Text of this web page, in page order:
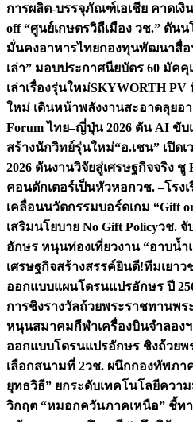
การผลิต-บรรจุภัณฑ์เอเชีย คาดเงิ
off “ศูนย์เกษตรวิถีเมือง วช.” ดันน
มั่นคงอาหารไทยกองทุนพัฒนาสื่อ
เล่า” มอบประกาศนียบัตร 60 มัค
เล่าเรื่องรุ่นใหม่SKYWORTH
ใหม่ เดินหน้าพลังงานสะอาดลุยอ
Forum ไทย–ญี่ปุ่น 2026 ดัน AI ขั
สร้างนักวิทย์รุ่นใหม่“อ.เชน” เปิด
2026 ดันงานวิจัยสู่เศรษฐกิจจริง ชู
คอนดักเตอร์เป็นหัวหอกวช. –โรง
เคลื่อนนวัตกรรมบอร์ดเกม “Gift
เสริมนโยบาย No Gift Policyวช. จั
อักษร หนุนท่องเที่ยวงาน “อาบน้ำ
เศรษฐกิจสร้างสรรค์ยินดี!ทีมเยาว
ออกแบบแผนโดรนแปรอักษร ปี
การชิงรางวัลถ้วยพระราชทานพร
หนุนสมาคมกีฬาเครื่องบินจำลอง
ออกแบบโดรนแปรอักษร ชิงถ้วยพ
เลือกสนามที่ 2วช. ผนึกกองทัพภา
ยุทธวิธี” ยกระดับเทคโนโลยีควา
วิกฤต “หมอกควันภาคเหนือ” ชี้ทา